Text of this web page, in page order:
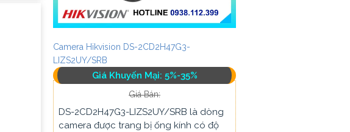
Camera Hikvision DS-2CD2H47G3-
LIZS2UY/SRB
Giá Khuyến Mại: 5%-35%
Giá Bán:
DS-2CD2H47G3-LIZS2UY/SRB là dòng
camera được trang bị ống kính có độ